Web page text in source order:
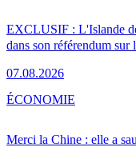
EXCLUSIF : L'Islande
dans son référendum sur
07.08.2026
Merci la Chine : elle a
ÉCONOMIE